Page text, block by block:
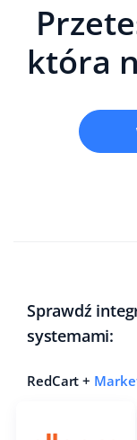
która
Sprawdź
systemami:
RedCart +